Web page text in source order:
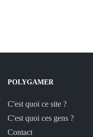
POLYGAMER
C'est quoi ce site ?
C'est quoi ces gens ?
Contact